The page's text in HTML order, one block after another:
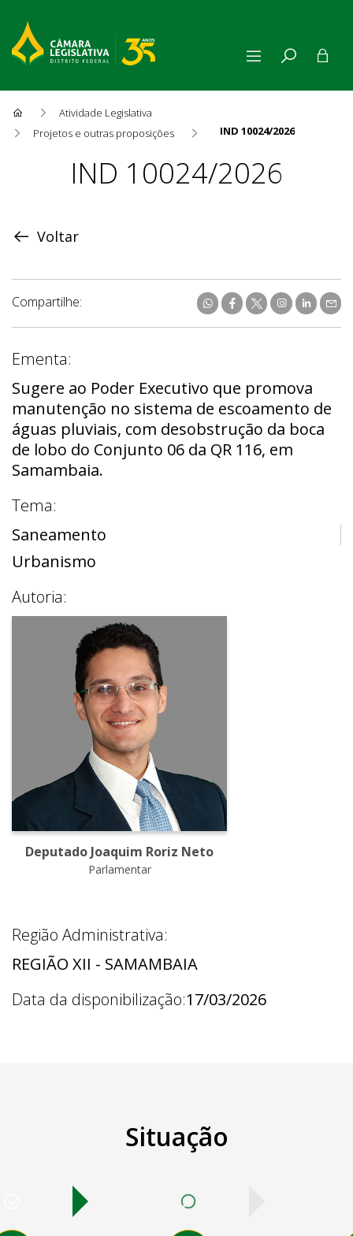
Atividade Legislativa
Projetos e outras proposições
IND 10024/2026
ProposiçãoIND 10024/2026
Voltar
Compartilhe:
Ementa:
Sugere ao Poder Executivo que promova
manutenção no sistema de escoamento de
águas pluviais, com desobstrução da boca
de lobo do Conjunto 06 da QR 116, em
Samambaia.
Tema:
Saneamento
Urbanismo
Autoria:
Deputado Joaquim Roriz Neto
Parlamentar
Região Administrativa:
REGIÃO XII - SAMAMBAIA
Data da disponibilização:17/03/2026
Situação